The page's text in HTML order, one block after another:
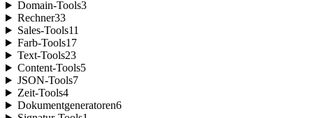
Domain-Tools3
Rechner33
Sales-Tools11
Farb-Tools17
Text-Tools23
Content-Tools5
JSON-Tools7
Zeit-Tools4
Dokumentgeneratoren6